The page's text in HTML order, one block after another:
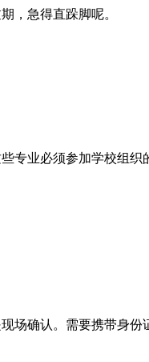
，急得直跺脚呢。
专业必须参加学校组
场确认。需要携带身